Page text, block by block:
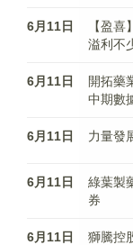
6月11日
【盈
溢利不
6月11日
開拓藥
中期數
6月11日 力量發
6月11日
綠葉製
券
6月11日
獅騰控